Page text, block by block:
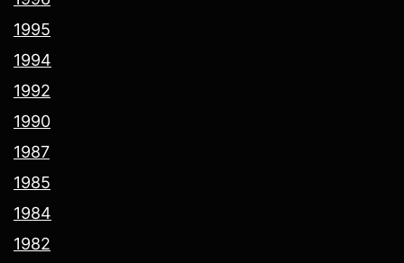
1995
1994
1992
1990
1987
1985
1984
1982